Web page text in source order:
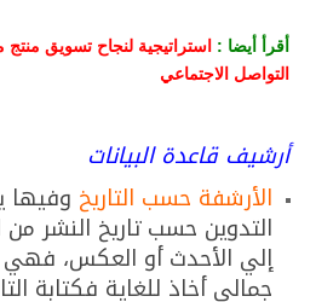
أقرأ أيضا : استراتيجية لنجاح تسويق
التواصل الاجتماعي
أرشيف قاعدة البيانات
الأرشفة حسب التاريخ وفيها
التدوين حسب تاريخ النشر من
إلي الأحدث أو العكس،
جمالي أخاذ للغاية فكتابة